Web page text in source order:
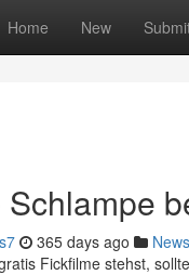
Home New
365 days ago News
Fickfilme stehst,